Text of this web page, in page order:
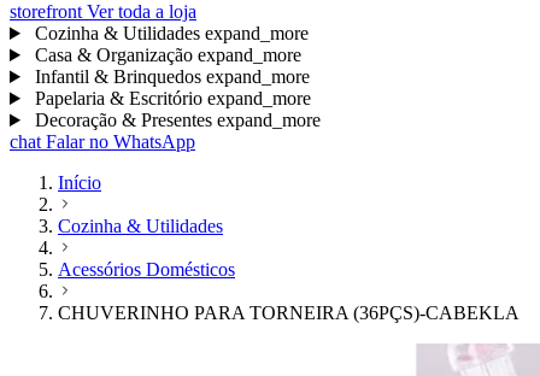
storefront Ver toda a loja
Cozinha & Utilidades expand_more
Casa & Organização expand_more
Infantil & Brinquedos expand_more
Papelaria & Escritório expand_more
Decoração & Presentes expand_more
chat Falar no WhatsApp
Início
Cozinha & Utilidades
Acessórios Domésticos
CHUVERINHO PARA TORNEIRA (36PÇS)-CABEKLA